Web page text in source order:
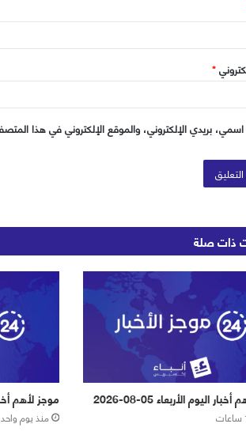
*
بريدي الإلكتروني، والموقع الإلكتروني في هذا
ذات صلة
اليوم الأربعاء 05-08-2026 موجز لأهم أخبار
منذ يوم واحد